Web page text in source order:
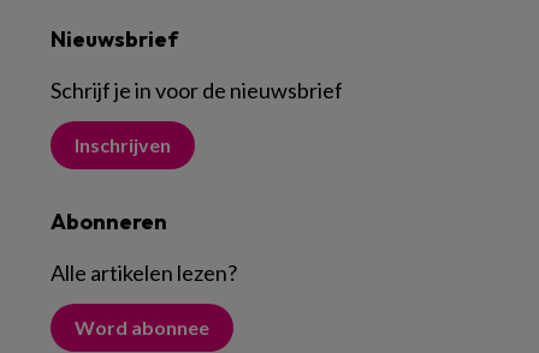
Nieuwsbrief
Schrijf je in voor de nieuwsbrief
Inschrijven
Abonneren
Alle artikelen lezen?
Word abonnee